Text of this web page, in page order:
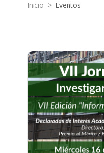
Inicio > Eventos